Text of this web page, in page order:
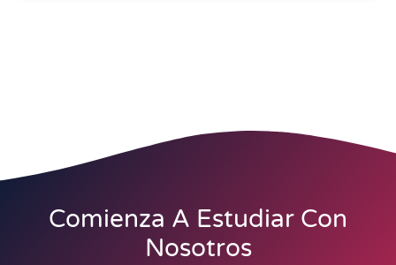
Comienza A Estudiar Con
Nosotros